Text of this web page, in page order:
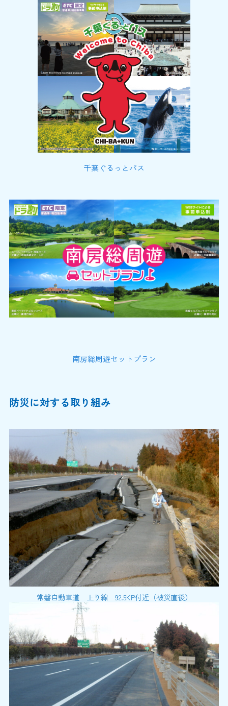
千葉ぐるっとパス
南房総周遊セットプラン
防災に対する取り組み
常磐自動車道 上り線 92.5KP付近（被災直後）